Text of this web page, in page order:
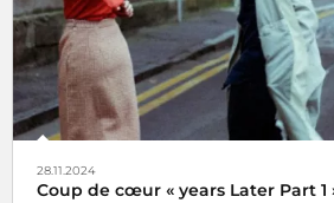
28.11.2024
Coup de cœur « years Later Part 1